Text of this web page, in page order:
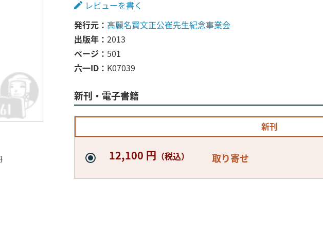
レビューを書く
発行元
高麗名賢文正公崔先生紀念事業会
出版年
2013
ページ
501
六一ID
K07039
新刊・電子書籍
新刊
12,100 円 （税込） 取り寄せ